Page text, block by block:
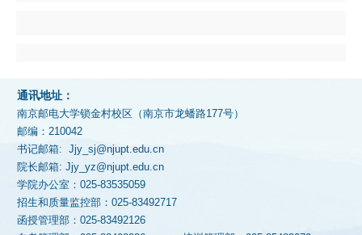
通讯地址：
南京邮电大学锁金村校区（南京市龙蟠路177号）
邮编：210042
书记邮箱: Jjy_sj@njupt.edu.cn
院长邮箱: Jjy_yz@njupt.edu.cn
学院办公室：025-83535059
招生和质量监控部：025-83492717
函授管理部：025-83492126